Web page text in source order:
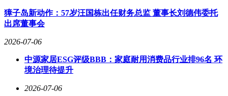
开“版权战争”，进一步割裂互联网的开放性。
这一事件也引发了对互联网版权管理的深层思考：当原始创作
者匿名或难以追溯时，谁有权为这些文化产物登记著作权？是
的流行往往依赖无数参与者的贡献，若企业单方面主张版权，
是否忽视了集体创作的价值？这些问题不仅关乎法律界定，更
獐子岛新动作：57岁汪国栋出任财务总监 董事长刘德伟委托
出席董事会
2026-07-06
中源家居ESG评级BBB：家庭耐用消费品行业排96名 环
境治理待提升
2026-07-06